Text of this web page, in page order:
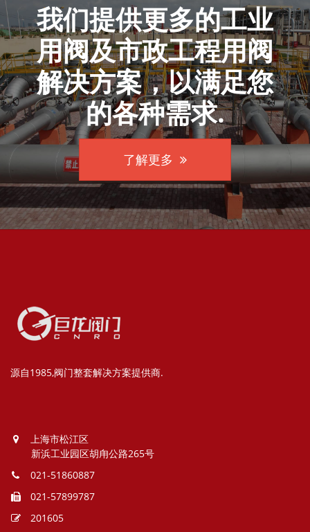
我们提供更多的工业
用阀及市政工程用阀
解决方案，以满足您
的各种需求.
了解更多
源自1985,阀门整套解决方案提供商.
上海市松江区
新浜工业园区胡甪公路265号
021-51860887
021-57899787
201605